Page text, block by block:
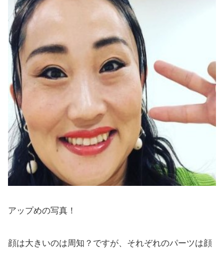
アップめの写真！
顔は大きいのは周知？ですが、それぞれのパーツは顔